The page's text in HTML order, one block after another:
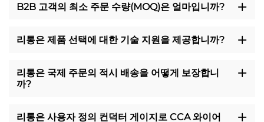
B2B 고객의 최소 주문 수량(MOQ)은 얼마입니까?
리통은 제품 선택에 대한 기술 지원을 제공합니까?
리통은 국제 주문의 적시 배송을 어떻게 보장합니
까?
리통은 사용자 정의 컨덕터 게이지로 CCA 와이어